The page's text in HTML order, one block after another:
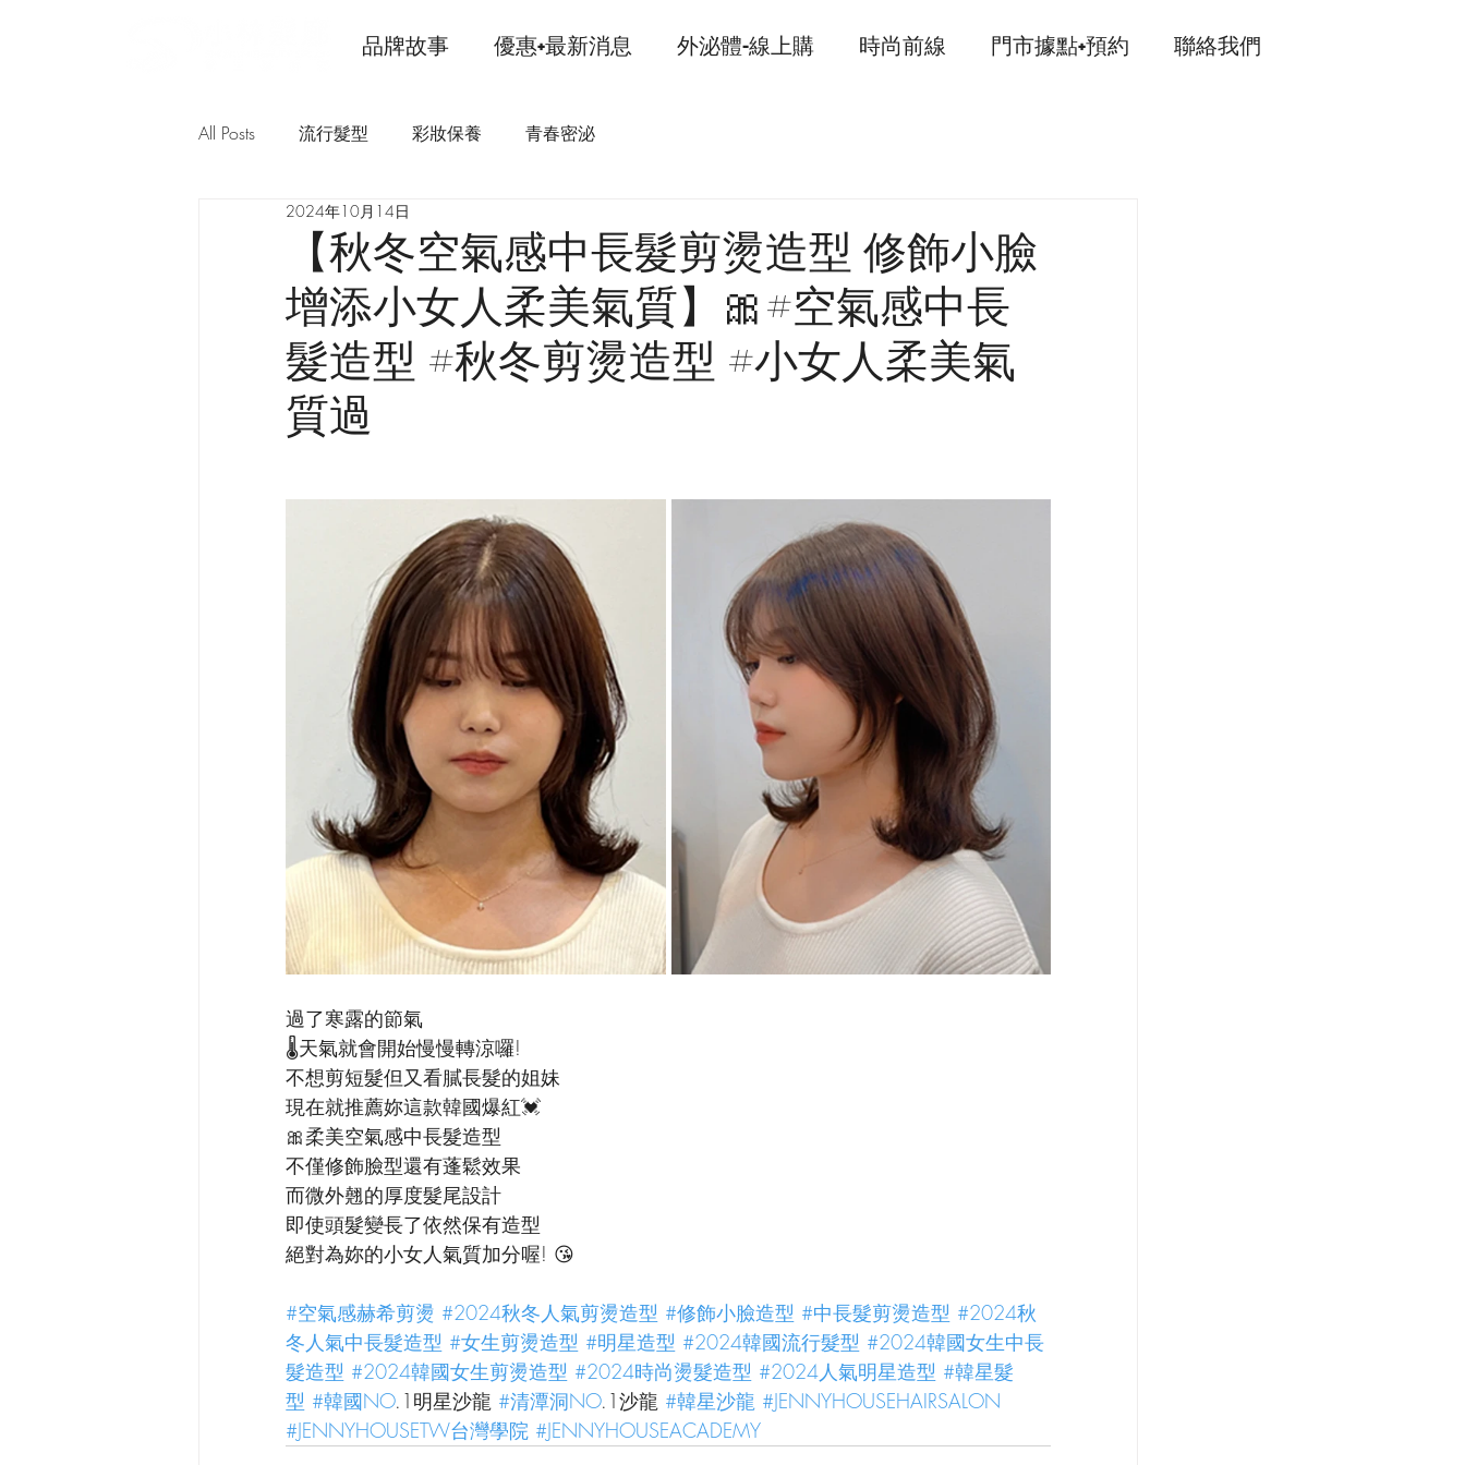
品牌故事 優惠+最新消息 外泌體-線上購 時尚前線 門市據點+預約 聯絡我們
All Posts 流行髮型 彩妝保養 青春密泌
【秋冬空氣感中長髮剪燙造型 修飾小臉
增添小女人柔美氣質】🎀#空氣感中長
髮造型 #秋冬剪燙造型 #小女人柔美氣
質過
2024年10月14日
過了寒露的節氣
🌡️天氣就會開始慢慢轉涼囉!
不想剪短髮但又看膩長髮的姐妹
現在就推薦妳這款韓國爆紅💓
🎀柔美空氣感中長髮造型
不僅修飾臉型還有蓬鬆效果
而微外翹的厚度髮尾設計
即使頭髮變長了依然保有造型
絕對為妳的小女人氣質加分喔! 😘
#空氣感赫希剪燙 #2024秋冬人氣剪燙造型 #修飾小臉造型 #中長髮剪燙造型 #2024秋
冬人氣中長髮造型 #女生剪燙造型 #明星造型 #2024韓國流行髮型 #2024韓國女生中長
髮造型 #2024韓國女生剪燙造型 #2024時尚燙髮造型 #2024人氣明星造型 #韓星髮
型 #韓國NO.1明星沙龍 #清潭洞NO.1沙龍 #韓星沙龍 #JENNYHOUSEHAIRSALON
#JENNYHOUSETW台灣學院 #JENNYHOUSEACADEMY